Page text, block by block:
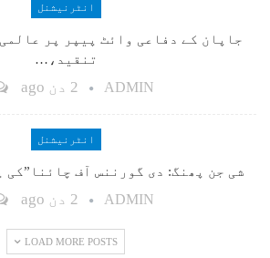
انٹرنیشنل
جاپان کے دفاعی وائٹ پیپر پر
تنقید،…
ADMIN 2 دن ago
انٹرنیشنل
شی جن پھنگ: دی گورننس آف
ADMIN 2 دن ago
LOAD MORE POSTS